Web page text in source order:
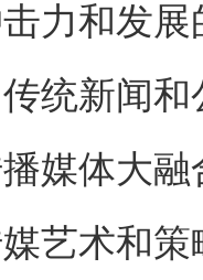
力和发
统新闻
媒体大
艺术和